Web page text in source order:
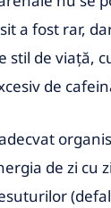
a fost rar,
stil de viață,
de
de zi cu